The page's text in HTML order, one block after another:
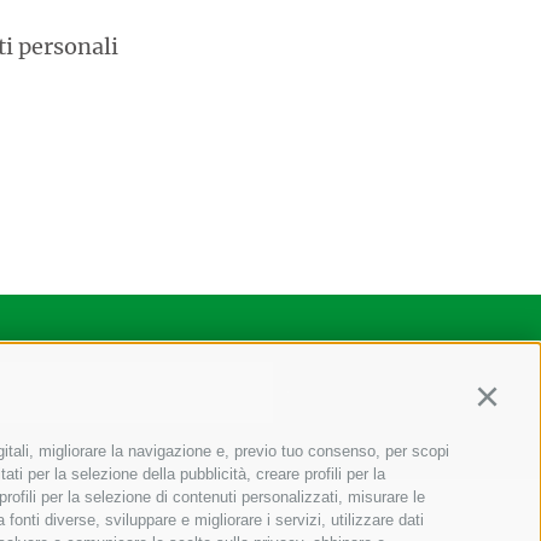
migliorare la navigazione e, previo tuo consenso, per scopi
per la selezione della pubblicità, creare profili per la
per la selezione di contenuti personalizzati, misurare le
diverse, sviluppare e migliorare i servizi, utilizzare dati
personali